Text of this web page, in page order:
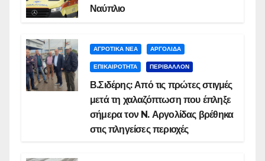
Ναύπλιο
ΑΓΡΟΤΙΚΑ ΝΕΑ ΑΡΓΟΛΙΔΑ
ΕΠΙΚΑΙΡΟΤΗΤΑ ΠΕΡΙΒΑΛΛΟΝ
Β.Σιδέρης: Από τις πρώτες στιγμές
μετά τη χαλαζόπτωση που έπληξε
σήμερα τον N. Αργολίδας βρέθηκα
στις πληγείσες περιοχές